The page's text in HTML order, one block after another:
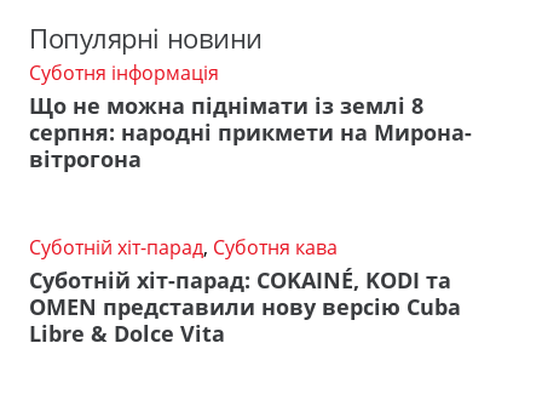
Популярні новини
Суботня інформація
Що не можна піднімати із землі 8
серпня: народні прикмети на Мирона-
вітрогона
Суботній хіт-парад, Суботня кава
Суботній хіт-парад: COKAINÉ, KODI та
OMEN представили нову версію Cuba
Libre & Dolce Vita